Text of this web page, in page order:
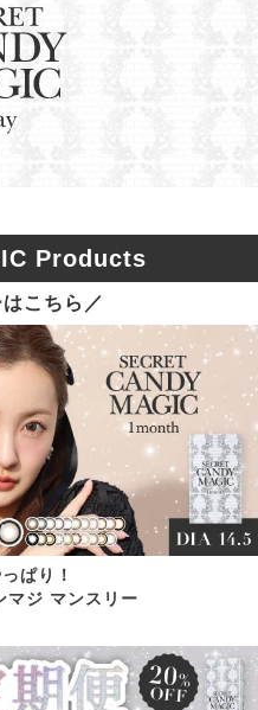
Products
こちら／
ぱり！
マジ マンスリー